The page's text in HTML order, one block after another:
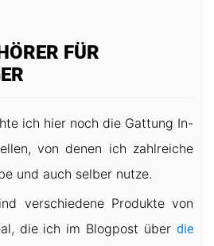
FÜR
ich hier noch die Gattung In-
von denen ich zahlreiche
und auch selber nutze.
verschiedene Produkte von
die ich im Blogpost über die